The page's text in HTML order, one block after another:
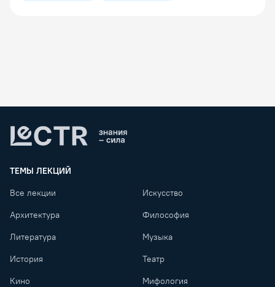
ТЕМЫ ЛЕКЦИЙ
Все лекции Искусство
Архитектура Философия
Литература Музыка
История Театр
Кино Мифология